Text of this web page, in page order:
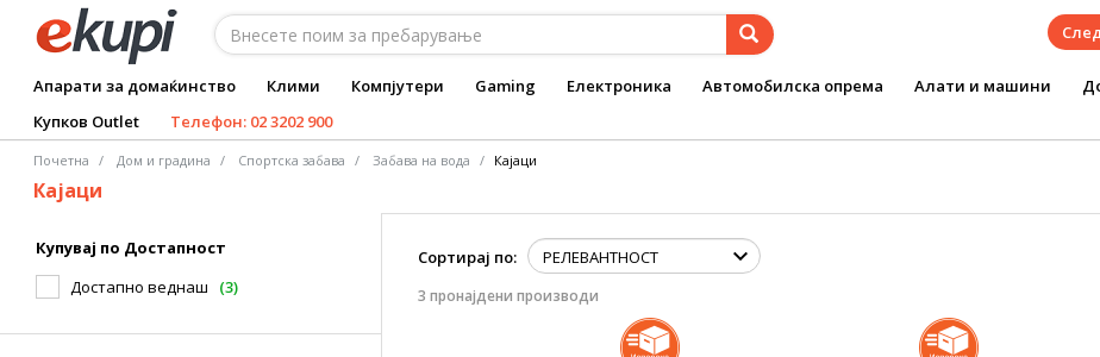
Апарати за домаќинство Клими Компјутери Gaming Електроника Автомобилска опрема Алати и машини
Купков Outlet
Телефон: 02 3202 900
Почетна Дом и градина Спортска забава Забава на вода Кајаци
Кајаци
Купувај по Достапност
Достапно веднаш
(3)
Сортирај по:
3 пронајдени производи